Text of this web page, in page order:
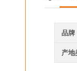
品牌
产地